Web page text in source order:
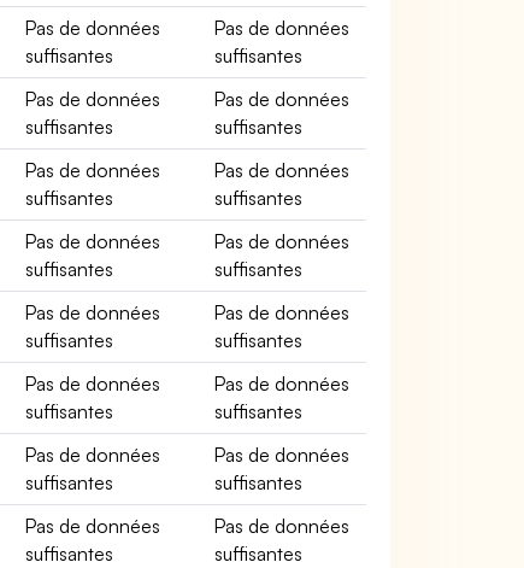
Pas de données
suffisantes
Pas de données
suffisantes
Pas de données
suffisantes
Pas de données
suffisantes
Pas de données
suffisantes
Pas de données
suffisantes
Pas de données
suffisantes
Pas de données
suffisantes
Pas de données
suffisantes
Pas de données
suffisantes
Pas de données
suffisantes
Pas de données
suffisantes
Pas de données
suffisantes
Pas de données
suffisantes
Pas de données
suffisantes
Pas de données
suffisantes